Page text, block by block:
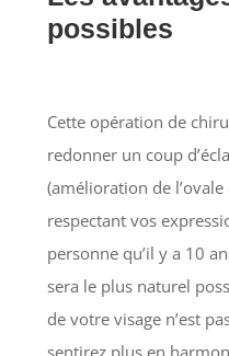
possibles
Cette opération de
redonner un coup
(amélioration de
respectant vos
personne qu’il y a 10
sera le plus naturel
de votre visage n’est